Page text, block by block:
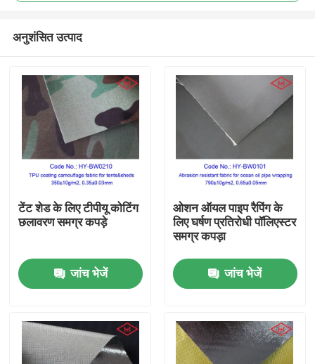
वीडियो
अनुशंसित उत्पाद
टेंट शेड के लिए टीपीयू कोटिंग
छलावरण समग्र कपड़े
जांच भेजें
ओशन ऑयल पाइप रैपिंग के
लिए घर्षण प्रतिरोधी पॉलिएस्टर
समग्र कपड़ा
जांच भेजें